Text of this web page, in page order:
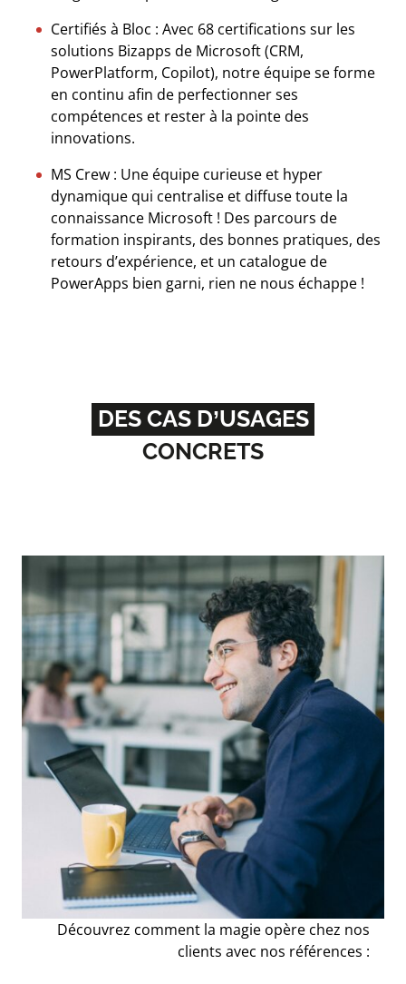
Certifiés à Bloc : Avec 68 certifications sur les
solutions Bizapps de Microsoft (CRM,
PowerPlatform, Copilot), notre équipe se forme
en continu afin de perfectionner ses
compétences et rester à la pointe des
innovations.
MS Crew : Une équipe curieuse et hyper
dynamique qui centralise et diffuse toute la
connaissance Microsoft ! Des parcours de
formation inspirants, des bonnes pratiques, des
retours d’expérience, et un catalogue de
PowerApps bien garni, rien ne nous échappe !
DES CAS D’USAGES
CONCRETS
Découvrez comment la magie opère chez nos
clients avec nos références :